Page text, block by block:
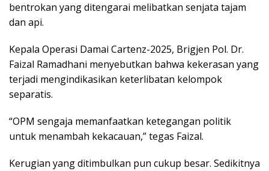
bentrokan yang ditengarai melibatkan senjata tajam
dan api.
Kepala Operasi Damai Cartenz-2025, Brigjen Pol. Dr.
Faizal Ramadhani menyebutkan bahwa kekerasan yang
terjadi mengindikasikan keterlibatan kelompok
separatis.
“OPM sengaja memanfaatkan ketegangan politik
untuk menambah kekacauan,” tegas Faizal.
Kerugian yang ditimbulkan pun cukup besar. Sedikitnya